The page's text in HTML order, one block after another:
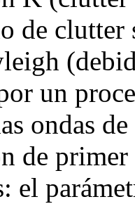
de
un
ondas
de
el